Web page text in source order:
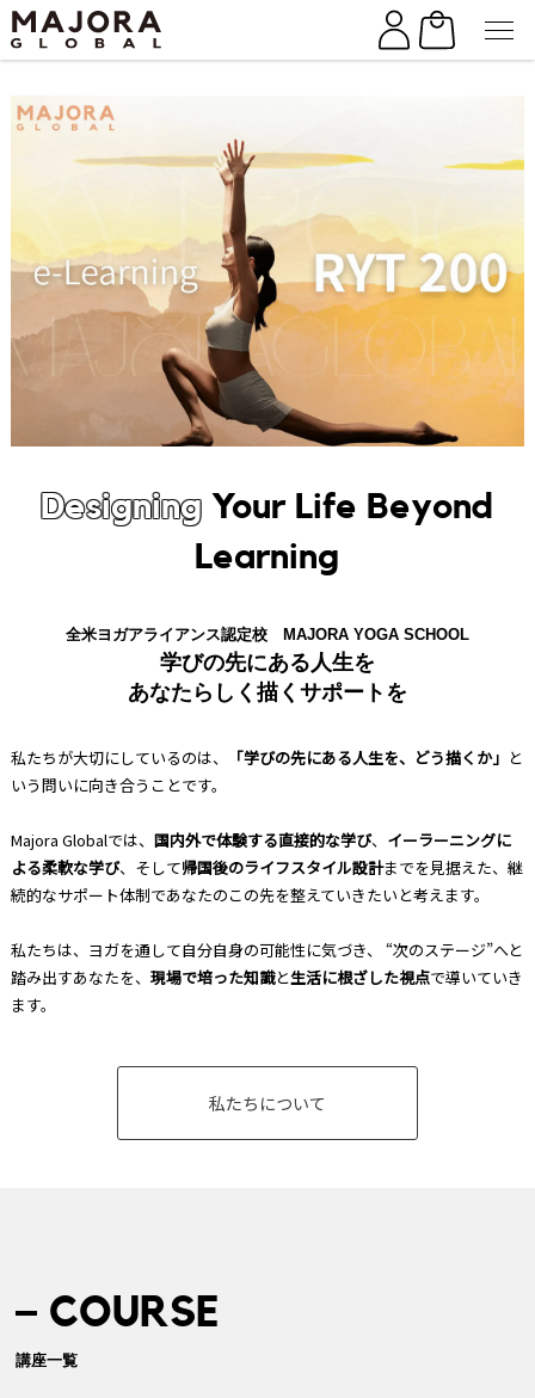
Skip
Designing Your Life Beyond
Learning
全米ヨガアライアンス認定校 MAJORA YOGA SCHOOL
学びの先にある人生を
あなたらしく描くサポートを
私たちが大切にしているのは、 「学びの先にある人生を、どう描くか」 と
いう問いに向き合うことです。
Majora Globalでは、 国内外で体験する直接的な学び、 イーラーニングに
よる柔軟な学び、そして帰国後のライフスタイル設計までを見据えた、継
続的なサポート体制であなたのこの先を整えていきたいと考えます。
私たちは、ヨガを通して自分自身の可能性に気づき、 “次のステージ”へと
踏み出すあなたを、 現場で培った知識と生活に根ざした視点で導いていき
ます。
私たちについて
COURSE
講座一覧